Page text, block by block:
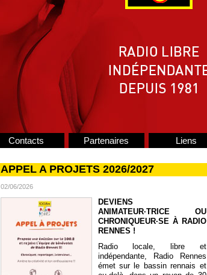
Contacts Partenaires Liens
APPEL A PROJETS 2026/2027
02/06/2026
DEVIENS
ANIMATEUR·TRICE OU
CHRONIQUEUR·SE À RADIO
RENNES !
Radio locale, libre et
indépendante, Radio Rennes
émet sur le bassin rennais et